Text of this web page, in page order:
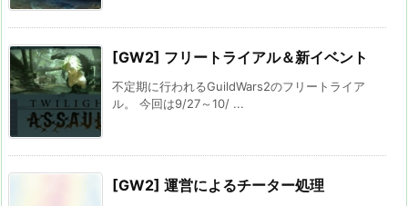
[GW2] フリートライアル＆新イベント
不定期に行われるGuildWars2のフリートライア
ル。 今回は9/27～10/ ...
[GW2] 運営によるチーター処理